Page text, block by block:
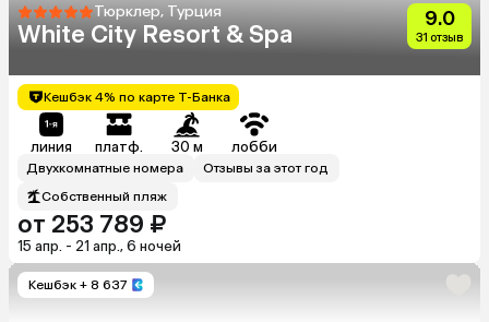
Тюрклер, Турция
White City Resort & Spa
9.0
31 отзыв
Кешбэк 4% по карте Т-Банка
линия платф. 30 м лобби
Двухкомнатные номера
Отзывы за этот год
Собственный пляж
от 253 789 ₽
15 апр. - 21 апр., 6 ночей
Кешбэк + 8 637